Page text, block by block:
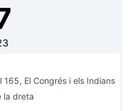
El Congrés i els Indians
la dreta